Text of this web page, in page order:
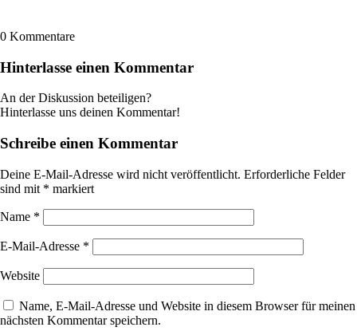
0 Kommentare
Hinterlasse einen Kommentar
An der Diskussion beteiligen?
Hinterlasse uns deinen Kommentar!
Schreibe einen Kommentar
Deine E-Mail-Adresse wird nicht veröffentlicht. Erforderliche Felder
sind mit * markiert
Name *
E-Mail-Adresse *
Website
Name, E-Mail-Adresse und Website in diesem Browser für meinen
nächsten Kommentar speichern.